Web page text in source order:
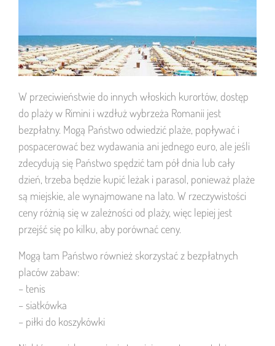
W przeciwieństwie do innych włoskich kurortów, dostęp
do plaży w Rimini i wzdłuż wybrzeża Romanii jest
bezpłatny. Mogą Państwo odwiedzić plaże, popływać i
pospacerować bez wydawania ani jednego euro, ale jeśli
zdecydują się Państwo spędzić tam pół dnia lub cały
dzień, trzeba będzie kupić leżak i parasol, ponieważ plaże
są miejskie, ale wynajmowane na lato. W rzeczywistości
ceny różnią się w zależności od plaży, więc lepiej jest
przejść się po kilku, aby porównać ceny.
Mogą tam Państwo również skorzystać z bezpłatnych
placów zabaw:
– tenis
– siatkówka
– piłki do koszykówki